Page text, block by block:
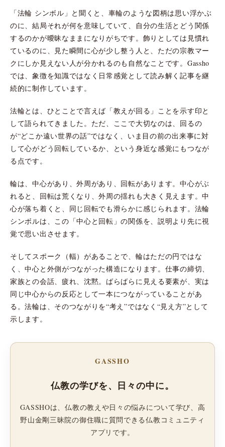
「法輪 シンボル」と聞くと、車輪のような図柄は思い浮かぶ
のに、結局それが何を意味していて、自分の生活とどう関係
するのかが曖昧なままになりがちです。飾りとしては見慣れ
ているのに、見た瞬間に心が少し整う人と、ただの宗教マー
クにしか見えない人が分かれるのも自然なことです。Gassho
では、象徴を知識ではなく日常感覚として読み解く記事を継
続的に制作しています。
法輪とは、ひとことで言えば「教えが回る」ことを示す印と
して語られてきました。ただ、ここで大切なのは、回るの
が“どこか遠い世界の話”ではなく、いま目の前の出来事に対
して心がどう回転しているか、という身近な感覚にもつなが
る点です。
輪は、中心があり、外周があり、回転があります。中心がぶ
れると、回転は荒くなり、外周の揺れも大きく見えます。中
心が落ち着くと、同じ回転でも滑らかに感じられます。法輪
シンボルは、この「中心と回転」の関係を、説明より先に視
覚で思い出させます。
そしてスポーク（輻）があることで、輪はただの円ではな
く、中心と外側がつながった構造になります。仕事の締切、
家族との会話、疲れ、沈黙。ばらばらに見える要素が、実は
同じ中心からの反応として一本につながっていることがあ
る。法輪は、そのつながりを“考え”ではなく“見え方”として
示します。
GASSHO
仏教の学びを、日々の中に。
GASSHOは、仏教の教えや日々の悩みについて学び、高
野山金剛三昧院の御住職に質問できる仏教コミュニティ
アプリです。